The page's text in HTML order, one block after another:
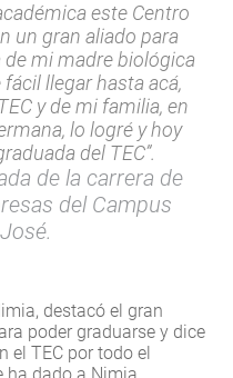
este Centro
un gran aliado para
mi madre biológica
llegar hasta acá,
y de mi familia, en
lo logré y hoy
del TEC”.
de la carrera de
del Campus
destacó el gran
poder graduarse y dice
el TEC por todo el